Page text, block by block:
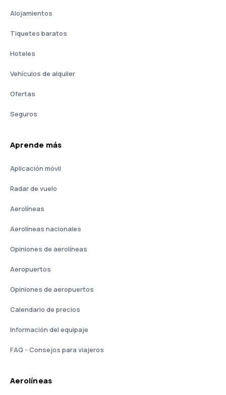
Alojamientos
Tiquetes baratos
Hoteles
Vehículos de alquiler
Ofertas
Seguros
Aprende más
Aplicación móvil
Radar de vuelo
Aerolíneas
Aerolíneas nacionales
Opiniones de aerolíneas
Aeropuertos
Opiniones de aeropuertos
Calendario de precios
Información del equipaje
FAQ - Consejos para viajeros
Aerolíneas